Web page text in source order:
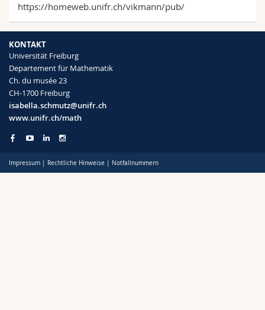
Fak. für Erziehungs- und Bildungswissenschaften
Math.-Nat. und Med. Fak.
Interfakultär
Forschende
Mitarbeitende
Doktorierende
Bibliotheken
Webmail
Vorlesungsverzeichnis
MyUnifr
https://homeweb.unifr.ch/vikmann/pub/
KONTAKT
Universität Freiburg
Departement für Mathematik
Ch. du musée 23
CH-1700 Freiburg
isabella.schmutz@unifr.ch
www.unifr.ch/math
Impressum | Rechtliche Hinweise | Notfallnummern